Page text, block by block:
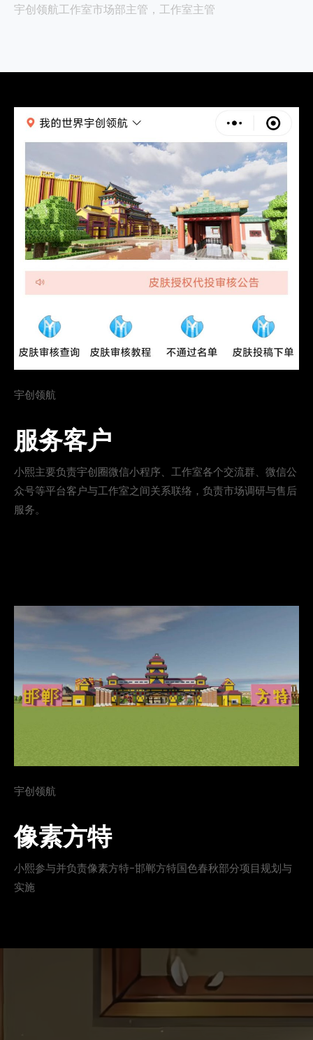
宇创领航工作室市场部主管，工作室主管
宇创领航
服务客户
小熙主要负责宇创圈微信小程序、工作室各个交流群、微信公
众号等平台客户与工作室之间关系联络，负责市场调研与售后
服务。
宇创领航
像素方特
小熙参与并负责像素方特-邯郸方特国色春秋部分项目规划与
实施